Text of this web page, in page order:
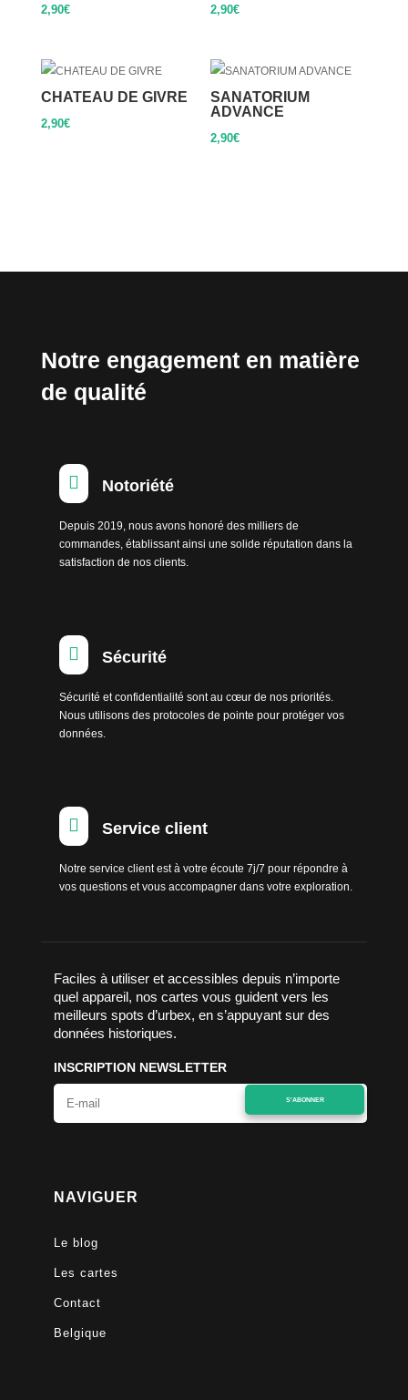
2,90€ 2,90€
CHATEAU DE GIVRE
2,90€
SANATORIUM
ADVANCE
2,90€
Notre engagement en matière
de qualité
 Notoriété
Depuis 2019, nous avons honoré des milliers de
commandes, établissant ainsi une solide réputation dans la
satisfaction de nos clients.
 Sécurité
Sécurité et confidentialité sont au cœur de nos priorités.
Nous utilisons des protocoles de pointe pour protéger vos
données.
 Service client
Notre service client est à votre écoute 7j/7 pour répondre à
vos questions et vous accompagner dans votre exploration.
Faciles à utiliser et accessibles depuis n’importe
quel appareil, nos cartes vous guident vers les
meilleurs spots d’urbex, en s’appuyant sur des
données historiques.
INSCRIPTION NEWSLETTER
S'ABONNER
NAVIGUER
Le blog
Les cartes
Contact
Belgique